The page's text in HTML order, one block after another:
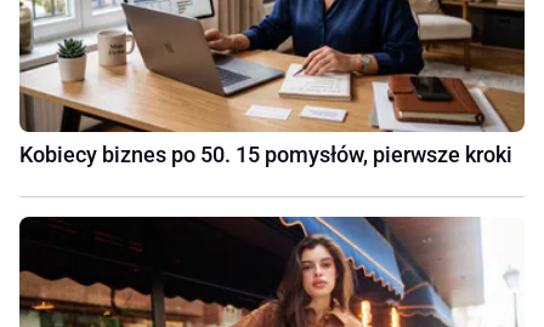
Kobiecy biznes po 50. 15 pomysłów, pierwsze kroki